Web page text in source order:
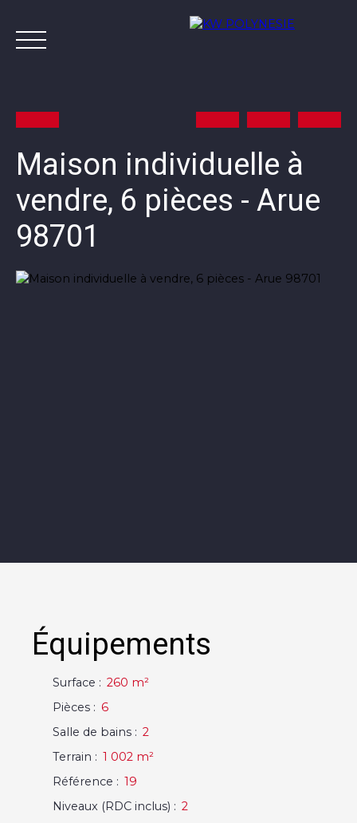
Annonces Vendre avec KW Estimer
Maison individuelle à
vendre, 6 pièces - Arue
98701
Équipements
Surface : 260 m²
Pièces : 6
Salle de bains : 2
Terrain : 1 002 m²
Référence : 19
Niveaux (RDC inclus) : 2